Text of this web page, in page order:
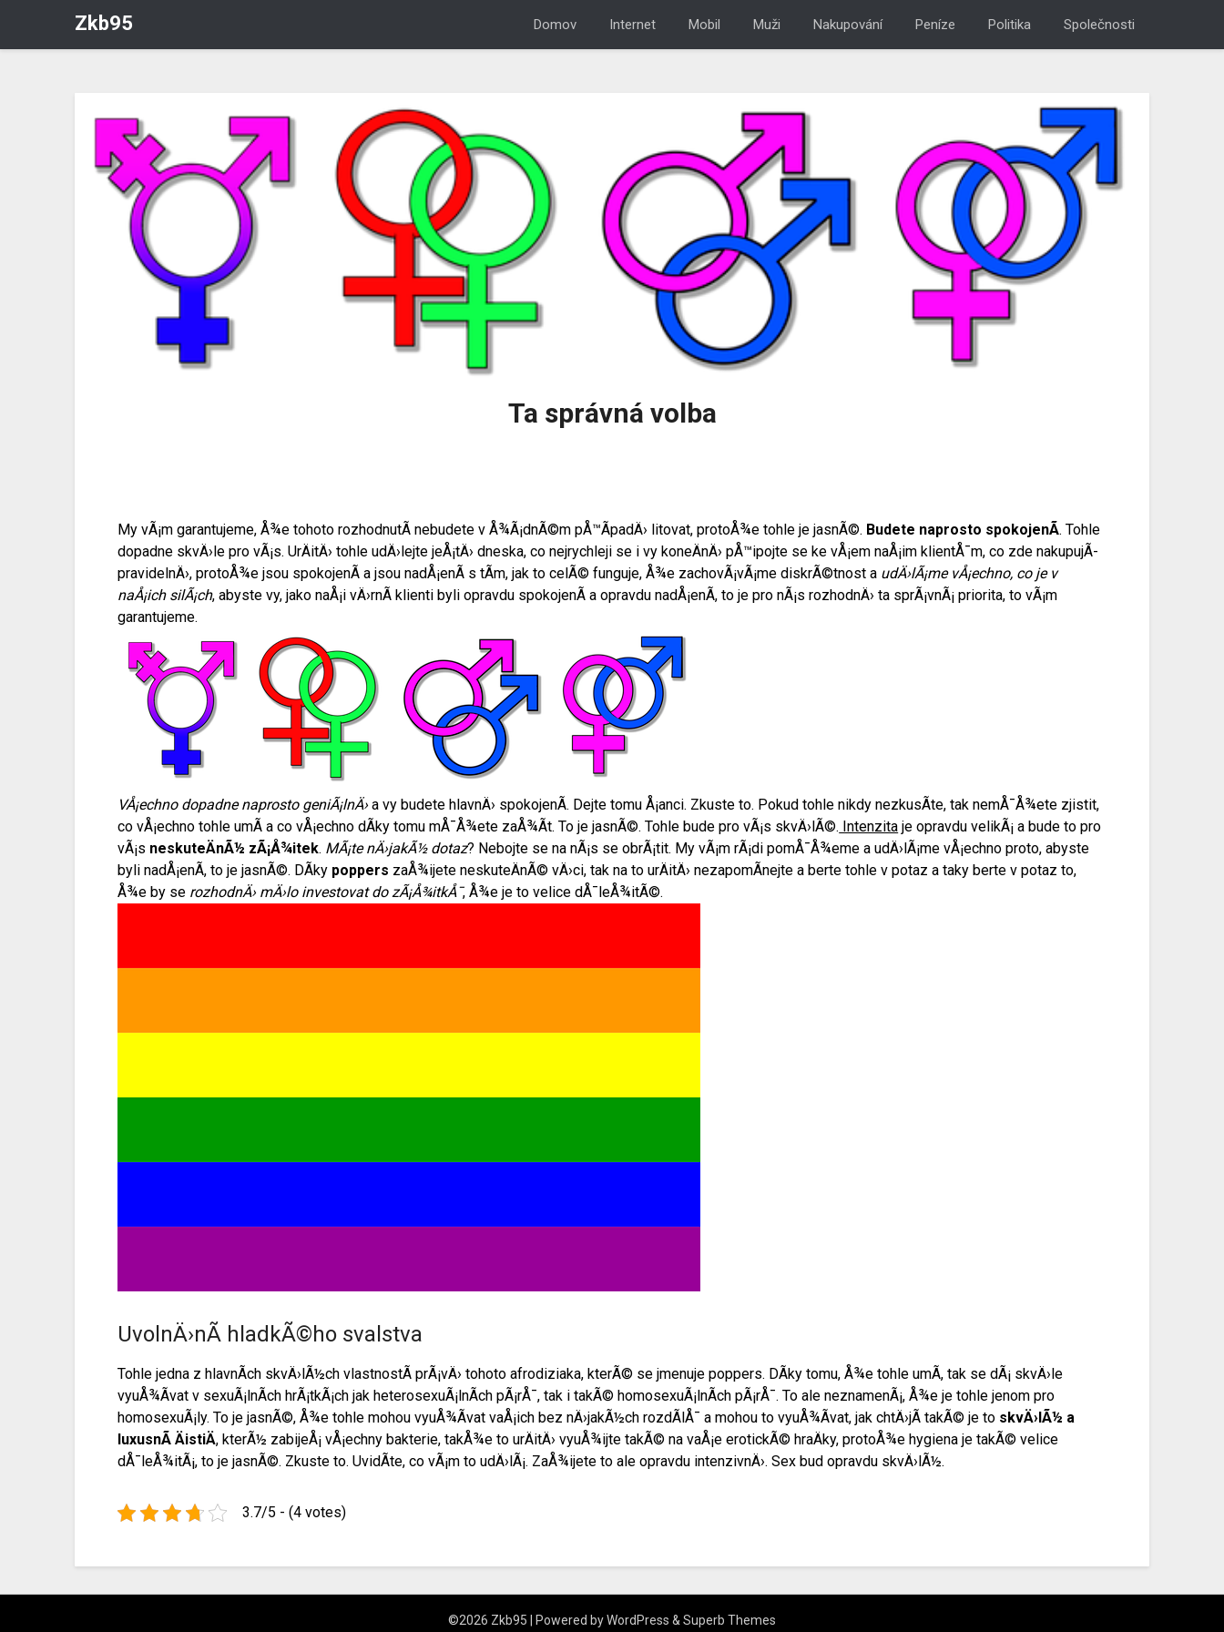
Zkb95 Domov Internet Mobil Muži Nakupování Peníze Politika Společnosti
Ta správná volba
My vÃ¡m garantujeme, Å¾e tohoto rozhodnutÃ­ nebudete v Å¾Ã¡dnÃ©m pÅ™Ã­padÄ› litovat, protoÅ¾e tohle je jasnÃ©. Budete naprosto spokojenÃ­. Tohle
dopadne skvÄ›le pro vÃ¡s. UrÄitÄ› tohle udÄ›lejte jeÅ¡tÄ› dneska, co nejrychleji se i vy koneÄnÄ› pÅ™ipojte se ke vÅ¡em naÅ¡im klientÅ¯m, co zde nakupujÃ­
pravidelnÄ›, protoÅ¾e jsou spokojenÃ­ a jsou nadÅ¡enÃ­ s tÃ­m, jak to celÃ© funguje, Å¾e zachovÃ¡vÃ¡me diskrÃ©tnost a udÄ›lÃ¡me vÅ¡echno, co je v
naÅ¡ich silÃ¡ch, abyste vy, jako naÅ¡i vÄ›rnÃ­ klienti byli opravdu spokojenÃ­ a opravdu nadÅ¡enÃ­, to je pro nÃ¡s rozhodnÄ› ta sprÃ¡vnÃ¡ priorita, to vÃ¡m
garantujeme.
VÅ¡echno dopadne naprosto geniÃ¡lnÄ›a vy budete hlavnÄ› spokojenÃ­. Dejte tomu Å¡anci. Zkuste to. Pokud tohle nikdy nezkusÃ­te, tak nemÅ¯Å¾ete zjistit,
co vÅ¡echno tohle umÃ­ a co vÅ¡echno dÃ­ky tomu mÅ¯Å¾ete zaÅ¾Ã­t. To je jasnÃ©. Tohle bude pro vÃ¡s skvÄ›lÃ©. Intenzita je opravdu velikÃ¡ a bude to pro
vÃ¡s neskuteÄnÃ½ zÃ¡Å¾itek. MÃ¡te nÄ›jakÃ½ dotaz? Nebojte se na nÃ¡s se obrÃ¡tit. My vÃ¡m rÃ¡di pomÅ¯Å¾eme a udÄ›lÃ¡me vÅ¡echno proto, abyste
byli nadÅ¡enÃ­, to je jasnÃ©. DÃ­ky poppers zaÅ¾ijete neskuteÄnÃ© vÄ›ci, tak na to urÄitÄ› nezapomÃ­nejte a berte tohle v potaz a taky berte v potaz to,
Å¾e by se rozhodnÄ› mÄ›lo investovat do zÃ¡Å¾itkÅ¯, Å¾e je to velice dÅ¯leÅ¾itÃ©.
UvolnÄ›nÃ­ hladkÃ©ho svalstva
Tohle jedna z hlavnÃ­ch skvÄ›lÃ½ch vlastnostÃ­ prÃ¡vÄ› tohoto afrodiziaka, kterÃ© se jmenuje poppers. DÃ­ky tomu, Å¾e tohle umÃ­, tak se dÃ¡ skvÄ›le
vyuÅ¾Ã­vat v sexuÃ¡lnÃ­ch hrÃ¡tkÃ¡ch jak heterosexuÃ¡lnÃ­ch pÃ¡rÅ¯, tak i takÃ© homosexuÃ¡lnÃ­ch pÃ¡rÅ¯. To ale neznamenÃ¡, Å¾e je tohle jenom pro
homosexuÃ¡ly. To je jasnÃ©, Å¾e tohle mohou vyuÅ¾Ã­vat vaÅ¡ich bez nÄ›jakÃ½ch rozdÃ­lÅ¯ a mohou to vyuÅ¾Ã­vat, jak chtÄ›jÃ­ takÃ© je to skvÄ›lÃ½ a
luxusnÃ­ ÄistiÄ, kterÃ½ zabijeÅ¡ vÅ¡echny bakterie, takÅ¾e to urÄitÄ› vyuÅ¾ijte takÃ© na vaÅ¡e erotickÃ© hraÄky, protoÅ¾e hygiena je takÃ© velice
dÅ¯leÅ¾itÃ¡, to je jasnÃ©. Zkuste to. UvidÃ­te, co vÃ¡m to udÄ›lÃ¡. ZaÅ¾ijete to ale opravdu intenzivnÄ›. Sex bud opravdu skvÄ›lÃ½.
3.7/5 - (4 votes)
©2026 Zkb95 | Powered byWordPress & Superb Themes